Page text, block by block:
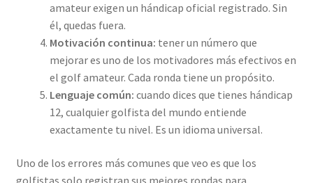
amateur exigen un hándicap oficial registrado. Sin
él, quedas fuera.
Motivación continua: tener un número que
mejorar es uno de los motivadores más efectivos en
el golf amateur. Cada ronda tiene un propósito.
Lenguaje común: cuando dices que tienes hándicap
12, cualquier golfista del mundo entiende
exactamente tu nivel. Es un idioma universal.
Uno de los errores más comunes que veo es que los
golfistas solo registran sus mejores rondas para